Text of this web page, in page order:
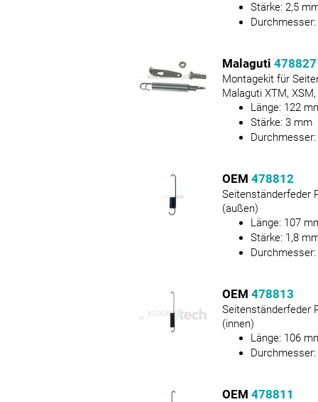
Stärke: 2,5
Durchmesser:
Malaguti 478827
Montagekit für
Malaguti XTM,
Länge: 122
Stärke: 3mm
Durchmesser:
OEM 478812
Seitenständerfeder
(außen)
Länge: 107
Stärke: 1,8
Durchmesser:
OEM 478813
Seitenständerfeder
(innen)
Länge: 106
Durchmesser:
OEM 478811